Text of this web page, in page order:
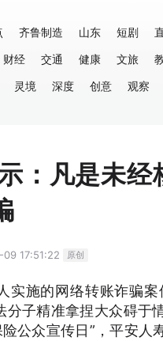
齐鲁制造 山东 短剧
财经 交通 健康 文旅
灵境 深度 创意 观察
：凡是未
17:51:22 原创
实施的网络转账诈骗
分子精准拿捏大众碍于
公众宣传日”，平安